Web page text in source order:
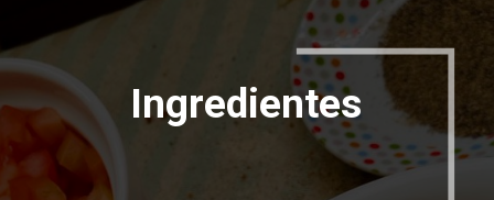
Ingredientes